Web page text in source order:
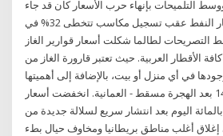
التلميحات بإنهاء حرب الأسعار كان قد جاء
الهبوط اليوم بأسعار النفط عقب تسجيل مكاسب تتخطى 32% في
التصريحات لطالما شكلت أسعار قوارير الغاز
الأقطار العربية. حيث تعتبر قارورة الغاز من
في أي منزل أو بيت، بالإضافة إلى أهميتها
في المطاعم. 7‏‏/5‏‏/1442 بعد الهجرة مسقط - العمانية. انخفضت أسعار
اليوم بعد انتشار سريع لسلالة جديدة من
أغلب مناطق بريطانيا ومخاوف حيال بطء